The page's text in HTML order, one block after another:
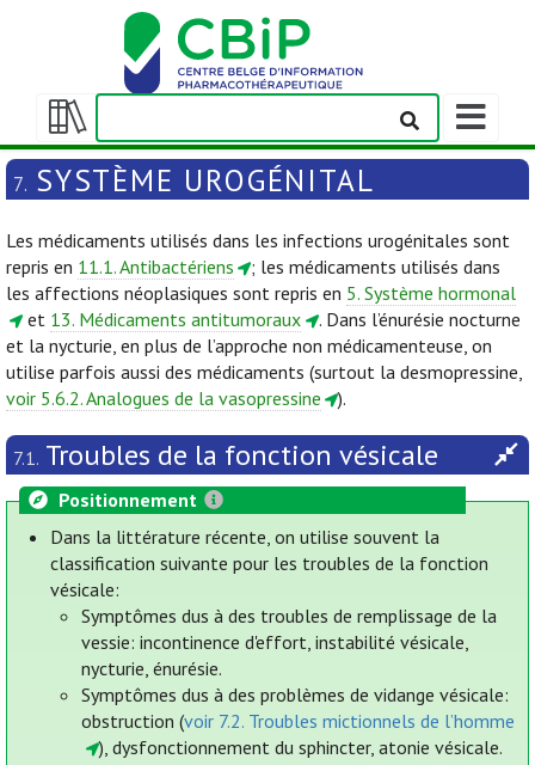
Afficher/masquer
la
table
matières
Afficher/
la
barre
navigation
7. SYSTÈME UROGÉNITAL
Les médicaments utilisés dans les infections urogénitales sont
repris en 11.1. Antibactériens
; les médicaments utilisés dans
les affections néoplasiques sont repris en 5. Système hormonal
et 13. Médicaments antitumoraux
. Dans l’énurésie nocturne
et la nycturie, en plus de l’approche non médicamenteuse, on
utilise parfois aussi des médicaments (surtout la desmopressine,
voir 5.6.2. Analogues de la vasopressine
).
7.1. Troubles de la fonction vésicale
Positionnement
Dans la littérature récente, on utilise souvent la
classification suivante pour les troubles de la fonction
vésicale:
Symptômes dus à des troubles de remplissage de la
vessie: incontinence d'effort, instabilité vésicale,
nycturie, énurésie.
Symptômes dus à des problèmes de vidange vésicale:
obstruction (voir 7.2. Troubles mictionnels de l’homme
), dysfonctionnement du sphincter, atonie vésicale.